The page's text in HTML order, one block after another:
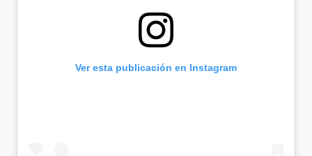
Ver esta publicación en Instagram